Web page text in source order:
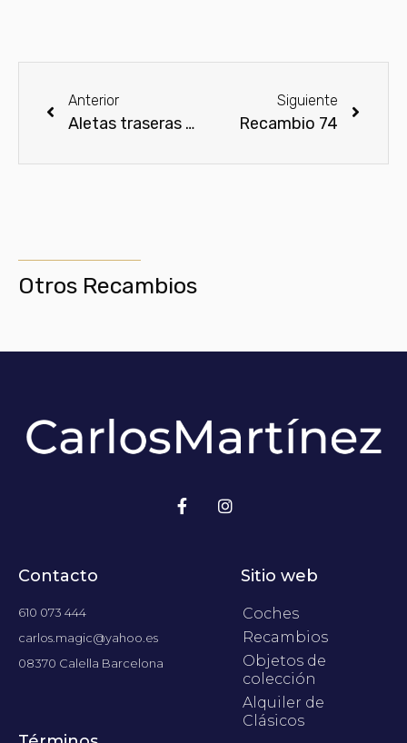
Anterior
Aletas traseras Break DS
Siguiente
Recambio 74
Otros Recambios
Contacto
610 073 444
carlos.magic@yahoo.es
08370 Calella Barcelona
Sitio web
Coches
Recambios
Objetos de
colección
Alquiler de
Clásicos